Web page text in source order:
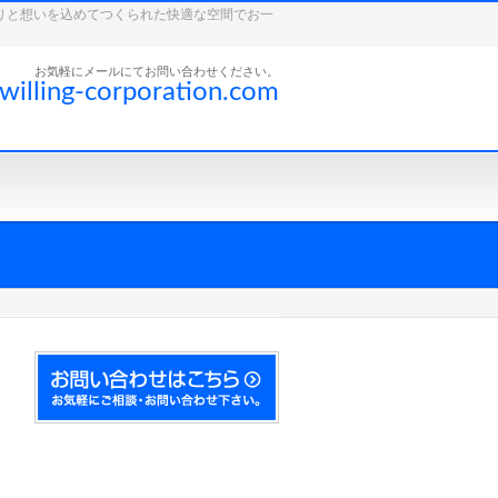
想いを込めてつくられた快適な空間でお一
お気軽にメールにてお問い合わせください。
corporation.com